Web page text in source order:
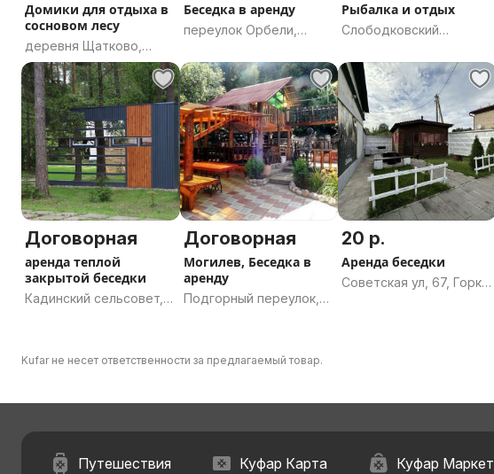
Домики для отдыха в
сосновом лесу
деревня Щатково,
Сычковский сельсовет,
Бобруйский район,
Могилёвская область
Беседка в аренду
переулок Орбели,
область
Рыбалка и отдых
Слободковский
район, Могилёвская
область
Договорная
аренда теплой
закрытой беседки
Кадинский сельсовет,
Договорная
Могилев, Беседка в
аренду
Подгорный переулок,
20 р.
Аренда беседки
Советская ул, 67, Горки,
Kufar не несет ответственности за предлагаемый товар.
Путешествия Куфар Карта Куфар Маркет